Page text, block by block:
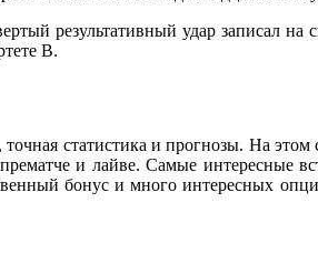
результативный удар записал на
В.
статистика и прогнозы. На этом
и лайве. Самые интересные
бонус и много интересных